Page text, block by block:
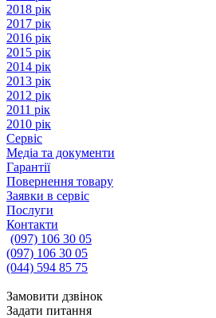
2018 рік
2017 рік
2016 рік
2015 рік
2014 рік
2013 рік
2012 рік
2011 рік
2010 рік
Сервіс
Медіа та документи
Гарантії
Повернення товару
Заявки в сервіс
Послуги
Контакти
(097) 106 30 05
(097) 106 30 05
(044) 594 85 75
Замовити дзвінок
Задати питання